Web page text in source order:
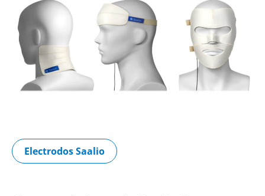
Electrodos Saalio